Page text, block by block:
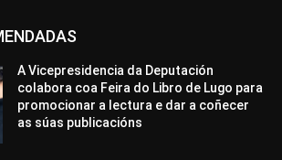
A Vicepresidencia da Deputación
colabora coa Feira do Libro de Lugo para
promocionar a lectura e dar a coñecer
as súas publicacións